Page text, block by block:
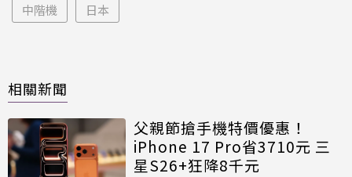
中階機 日本
相關新聞
父親節搶手機特價優惠！
iPhone 17 Pro省3710元 三
星S26+狂降8千元